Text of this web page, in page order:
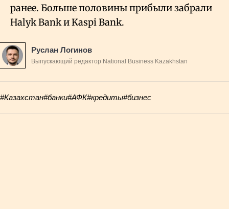
ранее. Больше половины прибыли забрали
Halyk Bank и Kaspi Bank.
Руслан Логинов
Выпускающий редактор National Business Kazakhstan
#Казахстан#банки#АФК#кредиты#бизнес